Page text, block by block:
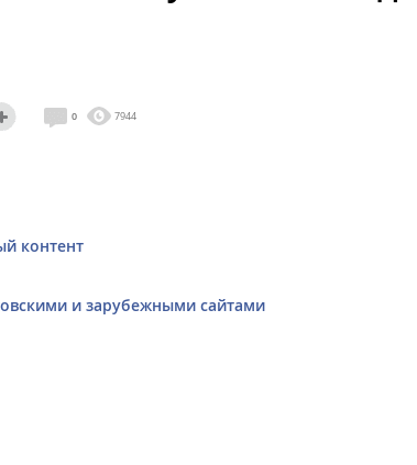
0 7944
контент
и зарубежными сайтами